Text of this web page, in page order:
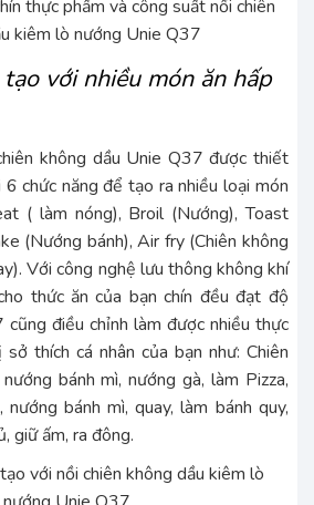
với nhiều món ăn hấp
không dầu Unie Q37 được thiết
chức năng để tạo ra nhiều loại món
( làm nóng), Broil (Nướng), Toast
(Nướng bánh), Air fry (Chiên không
Với công nghệ lưu thông không khí
thức ăn của bạn chín đều đạt độ
điều chỉnh làm được nhiều thực
thích cá nhân của bạn như: Chiên
bánh mì, nướng gà, làm Pizza,
bánh mì, quay, làm bánh quy,
giữ ấm, ra đông.